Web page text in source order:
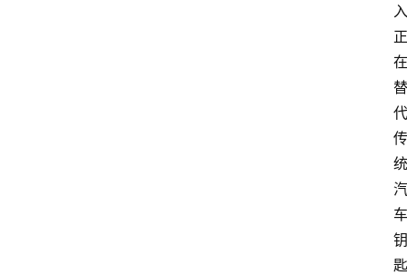
入
正
在
替
代
传
统
汽
车
钥
匙